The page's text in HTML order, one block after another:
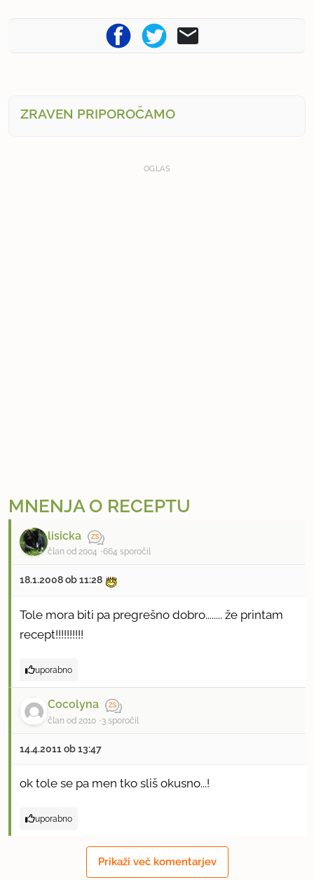
ZRAVEN PRIPOROČAMO
OGLAS
MNENJA O RECEPTU
lisicka
član od 2004 664 sporočil
18.1.2008 ob 11:28
Tole mora biti pa pregrešno dobro........ že printam
recept!!!!!!!!!!
uporabno
Cocolyna
član od 2010 3 sporočil
14.4.2011 ob 13:47
ok tole se pa men tko sliš okusno...!
uporabno
Prikaži več komentarjev